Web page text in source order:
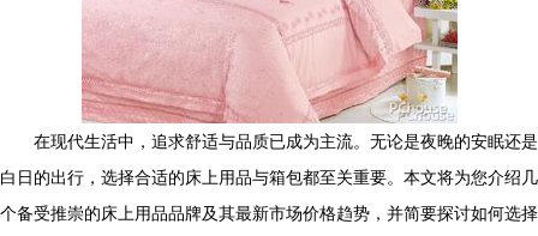
在现代生活中，追求舒适与品质已成为主流。无论是夜晚的安眠还是
白日的出行，选择合适的床上用品与箱包都至关重要。本文将为您介绍几
个备受推崇的床上用品品牌及其最新市场价格趋势，并简要探讨如何选择